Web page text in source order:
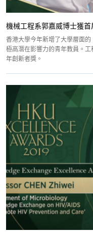
機械工程系郭嘉威博士獲首
香港大學今年新增了大學層面
極高潛在影響力的青年教員。
年創新者獎。